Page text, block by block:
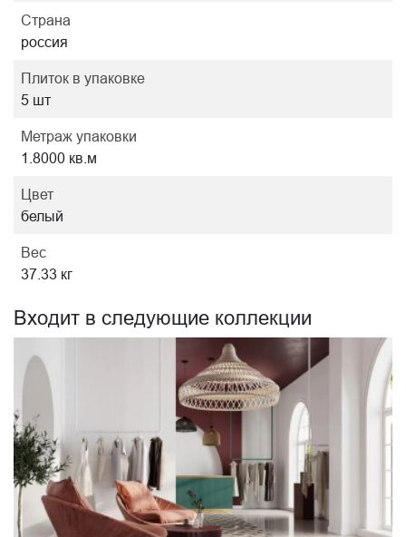
Страна
россия
Плиток в упаковке
5 шт
Метраж упаковки
1.8000 кв.м
Цвет
белый
Вес
37.33 кг
Входит в следующие коллекции